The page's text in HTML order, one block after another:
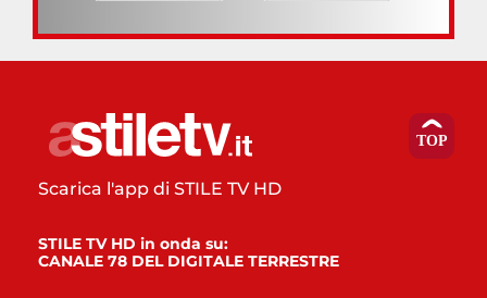
Scarica l'app di STILE TV HD
STILE TV HD in onda su:
CANALE 78 DEL DIGITALE TERRESTRE